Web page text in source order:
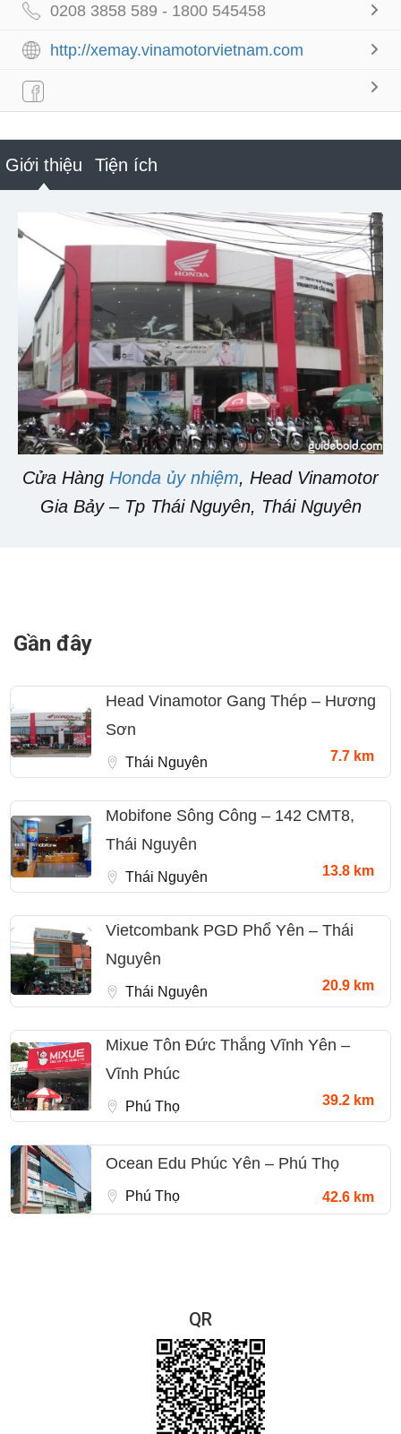
0208 3858 589 - 1800 545458
http://xemay.vinamotorvietnam.com
Giới thiệu Tiện ích
Cửa Hàng Honda ủy nhiệm, Head Vinamotor
Gia Bảy – Tp Thái Nguyên, Thái Nguyên
Gần đây
Head Vinamotor Gang Thép – Hương
Sơn
Thái Nguyên 7.7 km
Mobifone Sông Công – 142 CMT8,
Thái Nguyên
Thái Nguyên 13.8 km
Vietcombank PGD Phổ Yên – Thái
Nguyên
Thái Nguyên 20.9 km
Mixue Tôn Đức Thắng Vĩnh Yên –
Vĩnh Phúc
Phú Thọ 39.2 km
Ocean Edu Phúc Yên – Phú Thọ
Phú Thọ 42.6 km
QR